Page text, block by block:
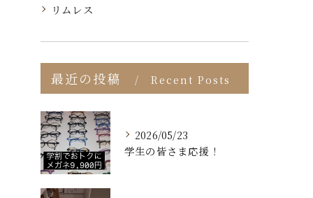
リムレス
最近の投稿 Recent Posts
2026/05/23
学生の皆さま応援！